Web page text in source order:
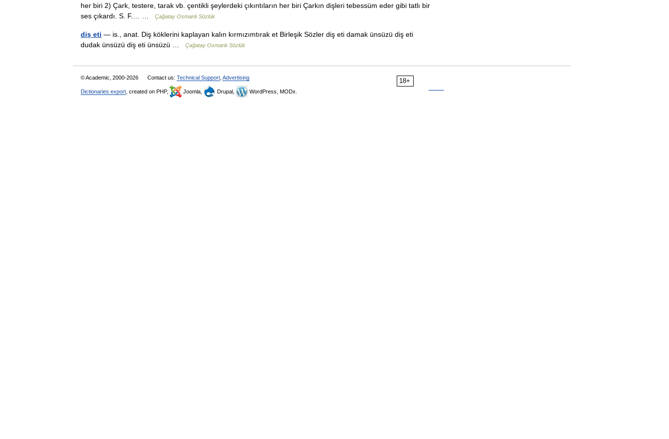
her biri 2) Çark, testere, tarak vb. çentikli şeylerdeki çıkıntıların her biri Çarkın dişleri tebessüm eder gibi tatlı bir
ses çıkardı. S. F.… …
Çağatay Osmanlı Sözlük
diş eti — is., anat. Diş köklerini kaplayan kalın kırmızımtırak et Birleşik Sözler diş eti damak ünsüzü diş eti
dudak ünsüzü diş eti ünsüzü …
Çağatay Osmanlı Sözlük
18+
© Academic, 2000-2026 Contact us: Technical Support Advertising
Dictionaries export , created on PHP, Joomla, Drupal, WordPress, MODx.